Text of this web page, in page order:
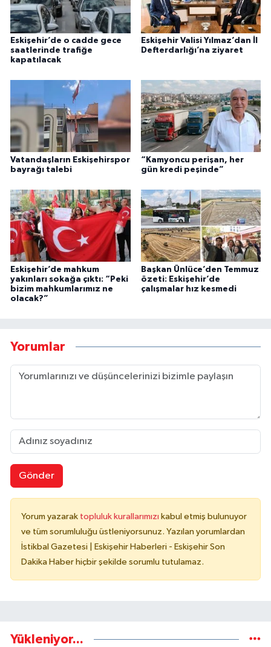
Eskişehir’de o cadde gece
saatlerinde trafiğe
kapatılacak
Eskişehir Valisi Yılmaz’dan İl
Defterdarlığı’na ziyaret
Vatandaşların Eskişehirspor
bayrağı talebi
“Kamyoncu perişan, her
gün kredi peşinde”
Eskişehir’de mahkum
yakınları sokağa çıktı: “Peki
bizim mahkumlarımız ne
olacak?”
Başkan Ünlüce’den Temmuz
özeti: Eskişehir’de
çalışmalar hız kesmedi
Yorumlar
Gönder
Yorum yazarak topluluk kurallarımızı kabul etmiş bulunuyor
ve tüm sorumluluğu üstleniyorsunuz. Yazılan yorumlardan
İstikbal Gazetesi | Eskişehir Haberleri - Eskişehir Son
Dakika Haber hiçbir şekilde sorumlu tutulamaz.
Yükleniyor...